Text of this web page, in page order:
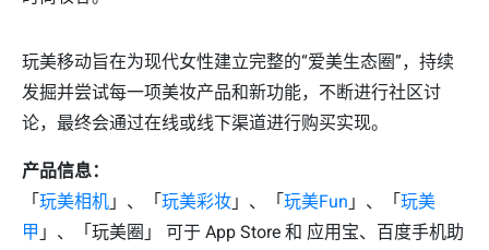
玩美移动旨在为现代女性建立完整的“爱美生态圈”，持续
发掘并尝试每一项美妆产品和新功能，不断进行社区讨
论，最终会通过在线或线下渠道进行购买实现。
产品信息：
「玩美相机 」、「玩美彩妆 」、「玩美Fun 」、「玩美
甲 」、「玩美圈」 可于 App Store 和 应用宝、百度手机助